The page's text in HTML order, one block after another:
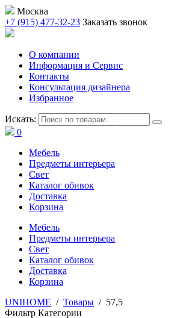
Москва
+7 (915) 477-32-23 Заказать звонок
О компании
Информация и Сервис
Контакты
Консультация дизайнера
Избранное
Искать:
0
Мебель
Предметы интерьера
Свет
Каталог обивок
Доставка
Корзина
Мебель
Предметы интерьера
Свет
Каталог обивок
Доставка
Корзина
UNIHOME / Товары / 57,5
Фильтр Категории